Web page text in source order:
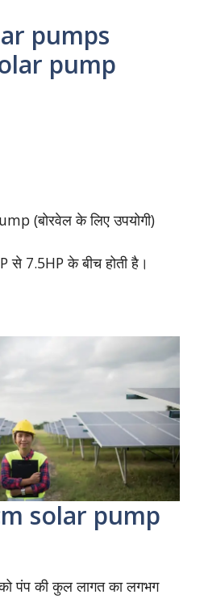
pumps
pump
(बोरवेल के लिए उपयोगी)
से 7.5HP के बीच होती है।
solar pump
पंप की कुल लागत का लगभग